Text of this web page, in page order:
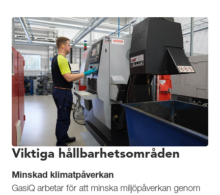
Viktiga hållbarhetsområden
Minskad klimatpåverkan
GasiQ arbetar för att minska miljöpåverkan genom